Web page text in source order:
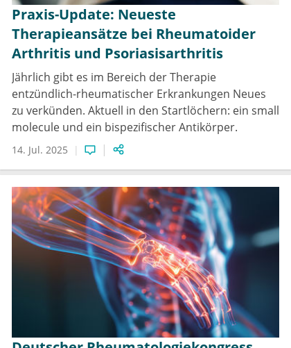
Praxis-Update: Neueste
Therapieansätze bei Rheumatoider
Arthritis und Psoriasisarthritis
Jährlich gibt es im Bereich der Therapie
entzündlich-rheumatischer Erkrankungen Neues
zu verkünden. Aktuell in den Startlöchern: ein small
molecule und ein bispezifischer Antikörper.
14. Jul. 2025